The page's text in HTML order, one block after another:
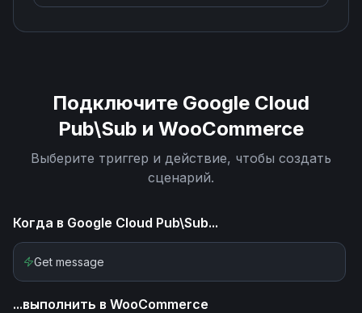
Подключите Google Cloud
Pub\Sub и WooCommerce
Выберите триггер и действие, чтобы создать
сценарий.
Когда в Google Cloud Pub\Sub...
Get message
...выполнить в WooCommerce